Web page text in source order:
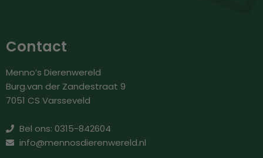
Contact
Menno’s Dierenwereld
Burg.van der Zandestraat 9
7051 CS Varsseveld
Bel ons: 0315-842604
info@mennosdierenwereld.nl